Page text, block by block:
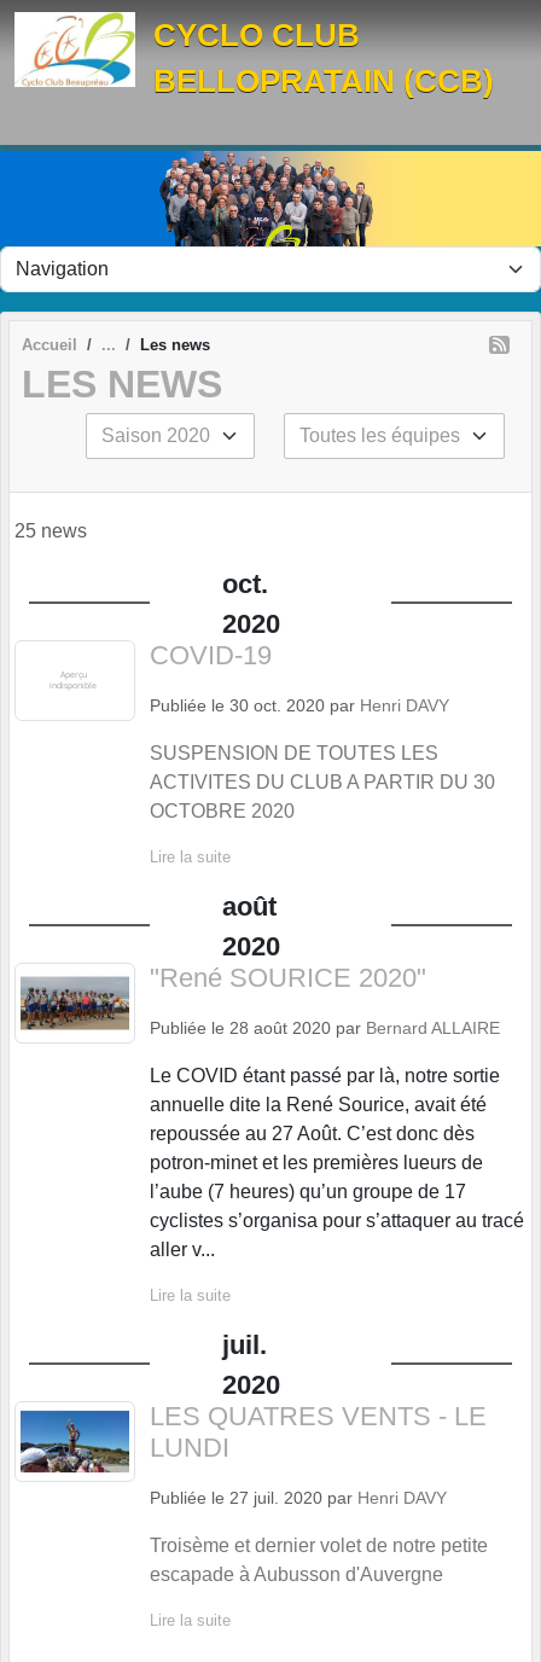
CYCLO CLUB
BELLOPRATAIN (CCB)
Accueil Les news
LES NEWS
25 news
oct.
2020
COVID-19
Publiée le 30 oct. 2020 par Henri DAVY
SUSPENSION DE TOUTES LES
ACTIVITES DU CLUB A PARTIR DU 30
OCTOBRE 2020
Lire la suite
août
2020
"René SOURICE 2020"
Publiée le 28 août 2020 par Bernard ALLAIRE
Le COVID étant passé par là, notre sortie
annuelle dite la René Sourice, avait été
repoussée au 27 Août. C’est donc dès
potron-minet et les premières lueurs de
l’aube (7 heures) qu’un groupe de 17
cyclistes s’organisa pour s’attaquer au tracé
aller v...
Lire la suite
juil.
2020
LES QUATRES VENTS - LE
LUNDI
Publiée le 27 juil. 2020 par Henri DAVY
Troisème et dernier volet de notre petite
escapade à Aubusson d'Auvergne
Lire la suite
Panneau de gestion des cookies